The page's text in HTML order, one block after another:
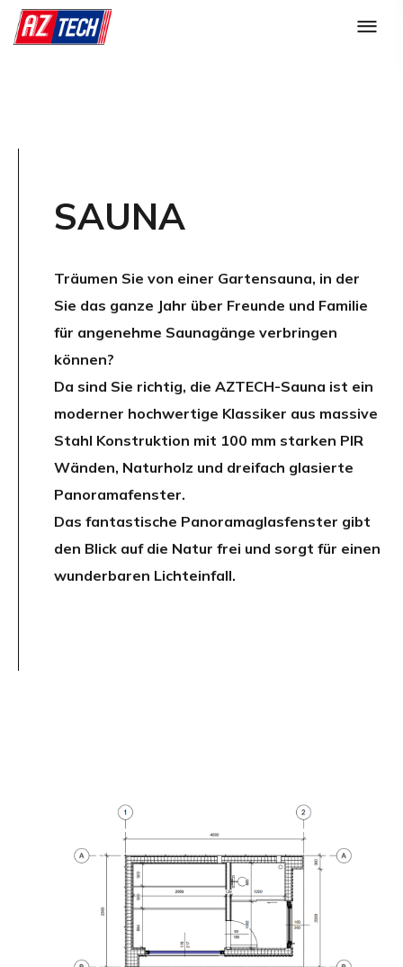
SAUNA
Träumen Sie von einer Gartensauna, in der
Sie das ganze Jahr über Freunde und Familie
für angenehme Saunagänge verbringen
können?
Da sind Sie richtig, die AZTECH-Sauna ist ein
moderner hochwertige Klassiker aus massive
Stahl Konstruktion mit 100 mm starken PIR
Wänden, Naturholz und dreifach glasierte
Panoramafenster.
Das fantastische Panoramaglasfenster gibt
den Blick auf die Natur frei und sorgt für einen
wunderbaren Lichteinfall.